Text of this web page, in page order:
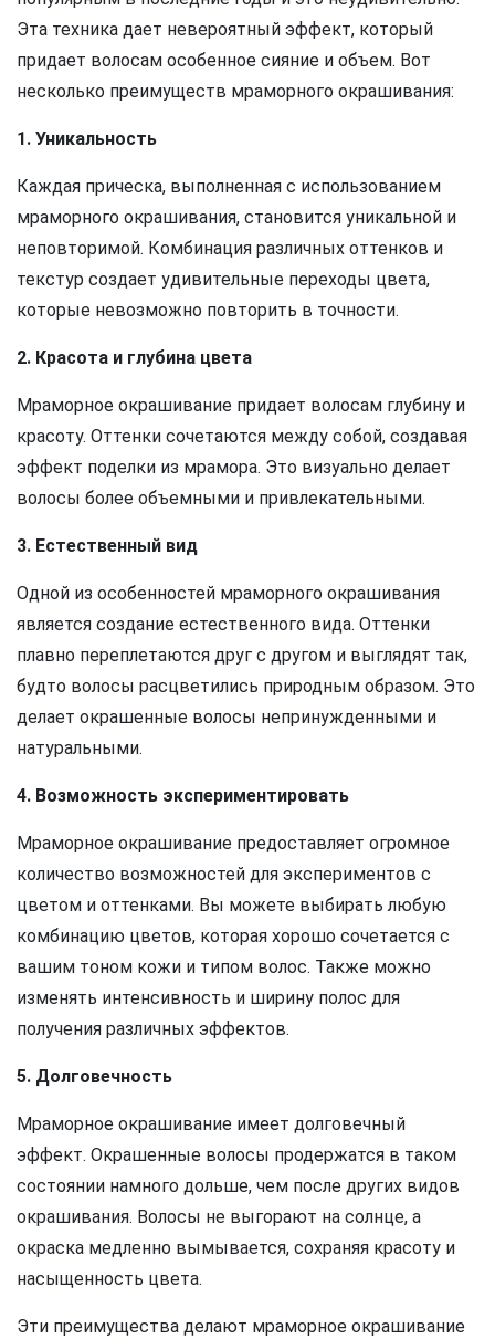
Эта техника дает невероятный эффект, который
придает волосам особенное сияние и объем. Вот
несколько преимуществ мраморного окрашивания:
1. Уникальность
Каждая прическа, выполненная с использованием
мраморного окрашивания, становится уникальной и
неповторимой. Комбинация различных оттенков и
текстур создает удивительные переходы цвета,
которые невозможно повторить в точности.
2. Красота и глубина цвета
Мраморное окрашивание придает волосам глубину и
красоту. Оттенки сочетаются между собой, создавая
эффект поделки из мрамора. Это визуально делает
волосы более объемными и привлекательными.
3. Естественный вид
Одной из особенностей мраморного окрашивания
является создание естественного вида. Оттенки
плавно переплетаются друг с другом и выглядят так,
будто волосы расцветились природным образом. Это
делает окрашенные волосы непринужденными и
натуральными.
4. Возможность экспериментировать
Мраморное окрашивание предоставляет огромное
количество возможностей для экспериментов с
цветом и оттенками. Вы можете выбирать любую
комбинацию цветов, которая хорошо сочетается с
вашим тоном кожи и типом волос. Также можно
изменять интенсивность и ширину полос для
получения различных эффектов.
5. Долговечность
Мраморное окрашивание имеет долговечный
эффект. Окрашенные волосы продержатся в таком
состоянии намного дольше, чем после других видов
окрашивания. Волосы не выгорают на солнце, а
окраска медленно вымывается, сохраняя красоту и
насыщенность цвета.
Эти преимущества делают мраморное окрашивание